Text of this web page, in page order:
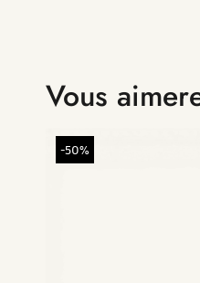
Vous
-50%